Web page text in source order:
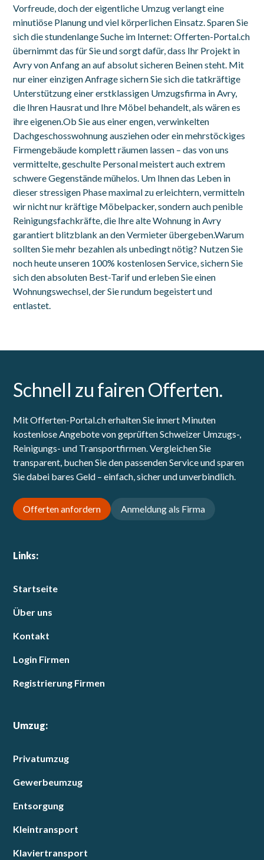
Vorfreude, doch der eigentliche Umzug verlangt eine
minutiöse Planung und viel körperlichen Einsatz. Sparen Sie
sich die stundenlange Suche im Internet: Offerten-Portal.ch
übernimmt das für Sie und sorgt dafür, dass Ihr Projekt in
Avry von Anfang an auf absolut sicheren Beinen steht. Mit
nur einer einzigen Anfrage sichern Sie sich die tatkräftige
Unterstützung einer erstklassigen Umzugsfirma in Avry,
die Ihren Hausrat und Ihre Möbel behandelt, als wären es
ihre eigenen.Ob Sie aus einer engen, verwinkelten
Dachgeschosswohnung ausziehen oder ein mehrstöckiges
Firmengebäude komplett räumen lassen – das von uns
vermittelte, geschulte Personal meistert auch extrem
schwere Gegenstände mühelos. Um Ihnen das Leben in
dieser stressigen Phase maximal zu erleichtern, vermitteln
wir nicht nur kräftige Möbelpacker, sondern auch penible
Reinigungsfachkräfte, die Ihre alte Wohnung in Avry
garantiert blitzblank an den Vermieter übergeben.Warum
sollten Sie mehr bezahlen als unbedingt nötig? Nutzen Sie
noch heute unseren 100% kostenlosen Service, sichern Sie
sich den absoluten Best-Tarif und erleben Sie einen
Wohnungswechsel, der Sie rundum begeistert und
entlastet.
Schnell zu fairen Offerten.
Mit Offerten-Portal.ch erhalten Sie innert Minuten
kostenlose Angebote von geprüften Schweizer Umzugs-,
Reinigungs- und Transportfirmen. Vergleichen Sie
transparent, buchen Sie den passenden Service und sparen
Sie dabei bares Geld – einfach, sicher und unverbindlich.
Offerten anfordern Anmeldung als Firma
Links:
Startseite
Über uns
Kontakt
Login Firmen
Registrierung Firmen
Umzug:
Privatumzug
Gewerbeumzug
Entsorgung
Kleintransport
Klaviertransport